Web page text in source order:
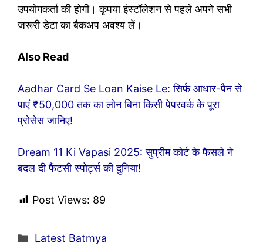
उपयोगकर्ता की होगी। कृपया इंस्टॉलेशन से पहले अपने सभी
जरूरी डेटा का बैकअप अवश्य लें।
Also Read
Aadhar Card Se Loan Kaise Le: सिर्फ आधार-पैन से
पाएं ₹50,000 तक का लोन बिना किसी पेपरवर्क के पूरा
प्रोसेस जानिए!
Dream 11 Ki Vapasi 2025: सुप्रीम कोर्ट के फैसले ने
बदल दी फैंटसी स्पोर्ट्स की दुनिया!
Post Views: 89
Categories
Latest Batmya